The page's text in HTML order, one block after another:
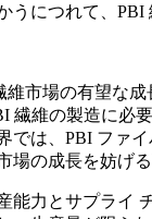
うにつれて、PBI
維市場の有望な
繊維の製造に必
では、PBI ファ
の成長を妨げる
能力とサプライ